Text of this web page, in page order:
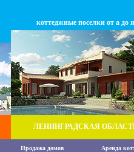
коттеджные поселки от а до я
ЛЕНИНГРАДСКАЯ
Продажа домов Аренда